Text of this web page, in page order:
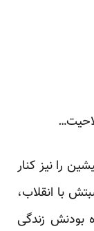
را نیز کنار
با انقلاب،
بودنش زندگی